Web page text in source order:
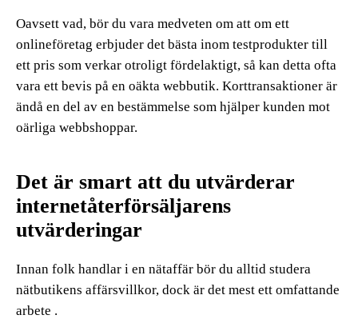
Oavsett vad, bör du vara medveten om att om ett
onlineföretag erbjuder det bästa inom testprodukter till
ett pris som verkar otroligt fördelaktigt, så kan detta ofta
vara ett bevis på en oäkta webbutik. Korttransaktioner är
ändå en del av en bestämmelse som hjälper kunden mot
oärliga webbshoppar.
Det är smart att du utvärderar
internetåterförsäljarens
utvärderingar
Innan folk handlar i en nätaffär bör du alltid studera
nätbutikens affärsvillkor, dock är det mest ett omfattande
arbete .